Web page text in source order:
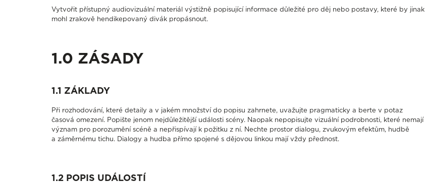
Vytvořit přístupný audiovizuální materiál výstižně popisující informace důležité pro děj nebo postavy, které by jinak
mohl zrakově hendikepovaný divák propásnout.
1.0 ZÁSADY
1.1 ZÁKLADY
Při rozhodování, které detaily a v jakém množství do popisu zahrnete, uvažujte pragmaticky a berte v potaz
časová omezení. Popište jenom nejdůležitější události scény. Naopak nepopisujte vizuální podrobnosti, které nemají
význam pro porozumění scéně a nepřispívají k požitku z ní. Nechte prostor dialogu, zvukovým efektům, hudbě
a záměrnému tichu. Dialogy a hudba přímo spojené s dějovou linkou mají vždy přednost.
1.2 POPIS UDÁLOSTÍ